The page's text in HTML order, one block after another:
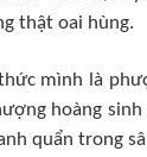
thật oai hùng.
mình là
hoàng
quẩn trong